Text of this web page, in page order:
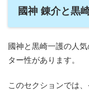
國神 錬介と黒
國神と黒崎一護の人
ター性があります。
このセクションでは